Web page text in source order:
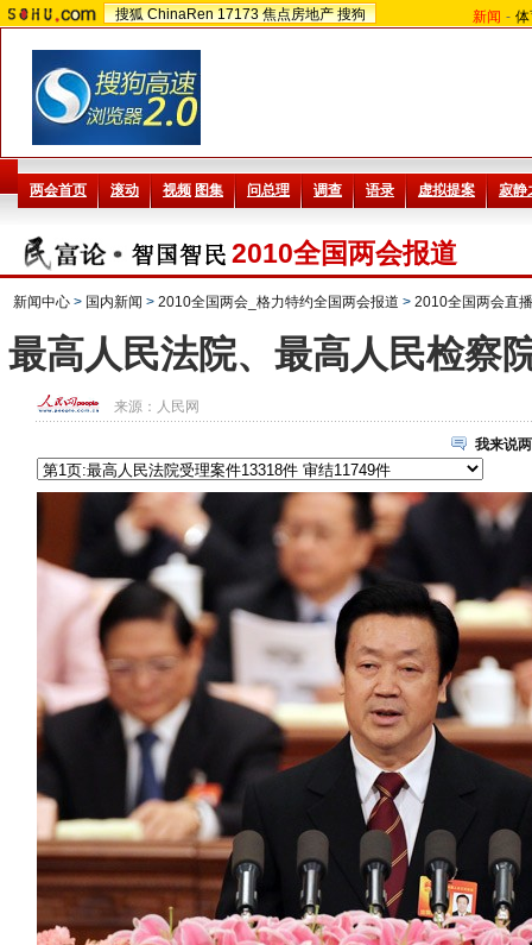
搜狐 ChinaRen 17173 焦点房地产 搜狗 新闻 -
2010全国两会报道
新闻中心 > 国内新闻 > 2010全国两会_格力特约全国两会报道 > 2010全国两会直播
最高人民法院、最高人民检察
来源： 人民网
我来说